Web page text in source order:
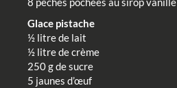
Glace pistache
½ litre de lait
½ litre de crème
250 g de sucre
5 jaunes d’œuf